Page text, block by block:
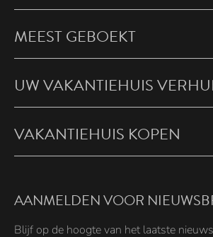
MEEST GEBOEKT
UW VAKANTIEHUIS
VAKANTIEHUIS KOPEN
AANMELDEN VOOR
Blijf op de hoogte van het laatste